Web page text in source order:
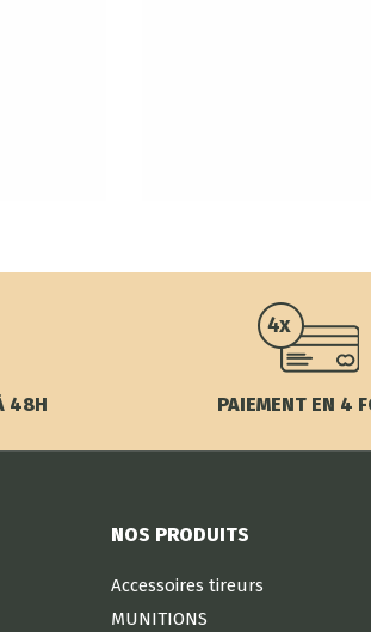
48H PAIEMENT EN 4
NOS PRODUITS
Accessoires tireurs
MUNITIONS